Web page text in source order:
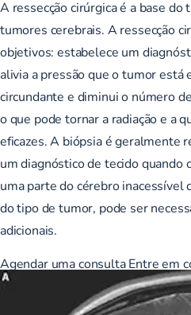
A ressecção cirúrgica é a base
tumores cerebrais. A ressecção
objetivos: estabelece um
alivia a pressão que o tumor está
circundante e diminui o número
o que pode tornar a radiação e a
eficazes. A biópsia é geralmente
um diagnóstico de tecido quando
uma parte do cérebro
do tipo de tumor, pode ser
adicionais.
Agendar uma consulta Entre em